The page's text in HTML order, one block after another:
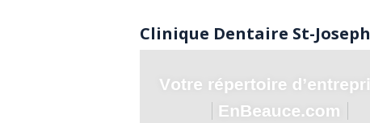
Clinique Dentaire St-Joseph